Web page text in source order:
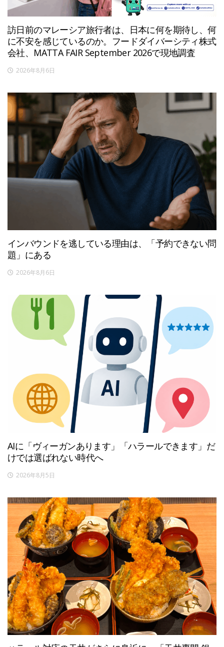
訪日前のマレーシア旅行者は、日本に何を期待し、何
に不安を感じているのか。フードダイバーシティ株式
会社、MATTA FAIR September 2026で現地調査
2026年8月6日
インバウンドを逃している理由は、「予約できない問
題」にある
2026年8月6日
AIに「ヴィーガンあります」「ハラールできます」だ
けでは選ばれない時代へ
2026年8月5日